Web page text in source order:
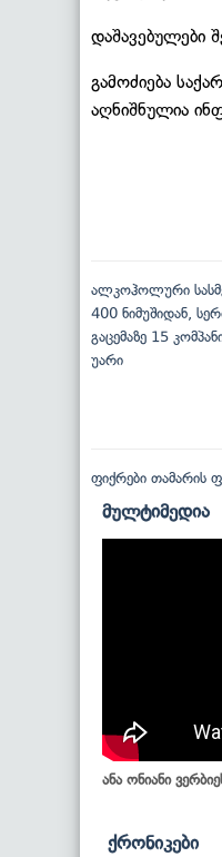
დაშავებულები
გამოძიება
აღნიშნულია
ალკოჰოლური
400 ნიმუშიდან,
გაცემაზე 15
უარი
ფიქრები თამარის
მულტიმედია
ანა ონიანი
ქრონიკები